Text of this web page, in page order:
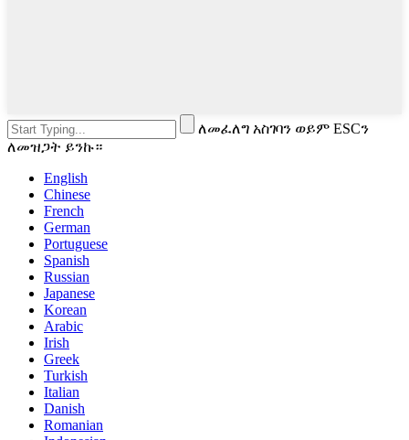
ለመፈለግ አስገባን ወይም ESCን
ለመዝጋት ይንኩ።
English
Chinese
French
German
Portuguese
Spanish
Russian
Japanese
Korean
Arabic
Irish
Greek
Turkish
Italian
Danish
Romanian